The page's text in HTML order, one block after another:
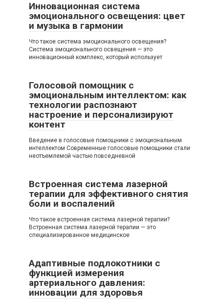
Инновационная система
эмоционального освещения: цвет
и музыка в гармонии
Что такое система эмоционального освещения?
Система эмоционального освещения — это
инновационный комплекс, который использует
Голосовой помощник с
эмоциональным интеллектом: как
технологии распознают
настроение и персонализируют
контент
Введение в голосовые помощники с эмоциональным
интеллектом Современные голосовые помощники стали
неотъемлемой частью повседневной
Встроенная система лазерной
терапии для эффективного снятия
боли и воспалений
Что такое встроенная система лазерной терапии?
Встроенная система лазерной терапии — это
специализированное медицинское
Адаптивные подлокотники с
функцией измерения
артериального давления:
инновации для здоровья